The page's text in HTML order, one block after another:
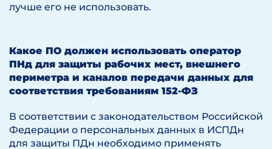
лучше его не использовать.
Какое ПО должен использовать оператор
ПНд для защиты рабочих мест, внешнего
периметра и каналов передачи данных для
соответствия требованиям 152-ФЗ
В соответствии с законодательством Российской
Федерации о персональных данных в ИСПДн
для защиты ПДн необходимо применять